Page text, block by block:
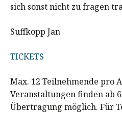
sich sonst nicht zu fragen
Suffkopp Jan
TICKETS
Max. 12 Teilnehmende pro
Veranstaltungen finden ab
Übertragung möglich. Für